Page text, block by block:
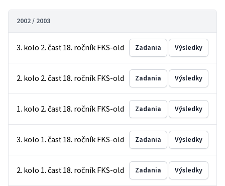
2002 / 2003
3. kolo 2. časť 18. ročník FKS-old Zadania Výsledky
2. kolo 2. časť 18. ročník FKS-old Zadania Výsledky
1. kolo 2. časť 18. ročník FKS-old Zadania Výsledky
3. kolo 1. časť 18. ročník FKS-old Zadania Výsledky
2. kolo 1. časť 18. ročník FKS-old Zadania Výsledky